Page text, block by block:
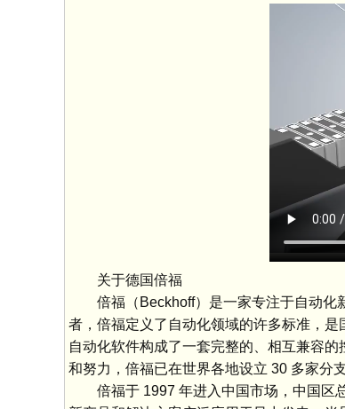
关于德国倍福
倍福（Beckhoff）是一家专注于自动化
者，倍福定义了自动化领域的许多标准，
自动化软件构成了一套完整的、相互兼容
和努力，倍福已在世界各地设立 30 多家分
倍福于 1997 年进入中国市场，中国区总